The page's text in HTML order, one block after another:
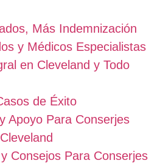
Más Indemnización
y Médicos Especialistas
en Cleveland y Todo
de Éxito
Apoyo Para Conserjes
Consejos Para Conserjes